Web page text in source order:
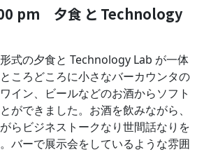
pm 夕食 と Technology
式の夕食と Technology Lab が一体
ころどころに小さなバーカウンタの
イン、ビールなどのお酒からソフト
ができました。お酒を飲みながら、
らビジネストークなり世間話なりを
バーで展示会をしているような雰囲